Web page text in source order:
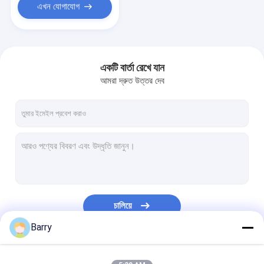
এখন যোগাযোগ
একটি বার্তা রেখে যান
আমরা দ্রুত উত্তর দেব
চালিয়ে
Barry